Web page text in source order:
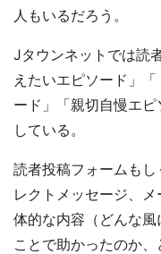
人もいるだろう。
Jタウンネットでは読
えたいエピソード」
ード」「親切自慢エ
している。
読者投稿フォームも
レクトメッセージ、
体的な内容（どんな
ことで助かったのか